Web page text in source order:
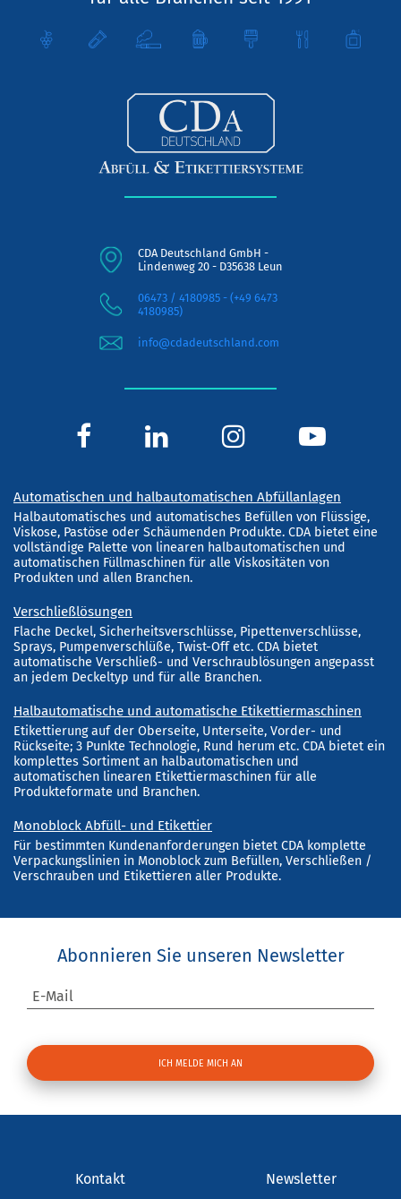
CDA Deutschland GmbH -
Lindenweg 20 - D35638 Leun
06473 / 4180985 - (+49 6473
4180985)
info@cdadeutschland.com
Automatischen und halbautomatischen Abfüllanlagen
Halbautomatisches und automatisches Befüllen von Flüssige,
Viskose, Pastöse oder Schäumenden Produkte. CDA bietet eine
vollständige Palette von linearen halbautomatischen und
automatischen Füllmaschinen für alle Viskositäten von
Produkten und allen Branchen.
Verschließlösungen
Flache Deckel, Sicherheitsverschlüsse, Pipettenverschlüsse,
Sprays, Pumpenverschlüße, Twist-Off etc. CDA bietet
automatische Verschließ- und Verschraublösungen angepasst
an jedem Deckeltyp und für alle Branchen.
Halbautomatische und automatische Etikettiermaschinen
Etikettierung auf der Oberseite, Unterseite, Vorder- und
Rückseite; 3 Punkte Technologie, Rund herum etc. CDA bietet ein
komplettes Sortiment an halbautomatischen und
automatischen linearen Etikettiermaschinen für alle
Produkteformate und Branchen.
Monoblock Abfüll- und Etikettier
Für bestimmten Kundenanforderungen bietet CDA komplette
Verpackungslinien in Monoblock zum Befüllen, Verschließen /
Verschrauben und Etikettieren aller Produkte.
Abonnieren Sie unseren Newsletter
E-Mail
Kontakt Newsletter